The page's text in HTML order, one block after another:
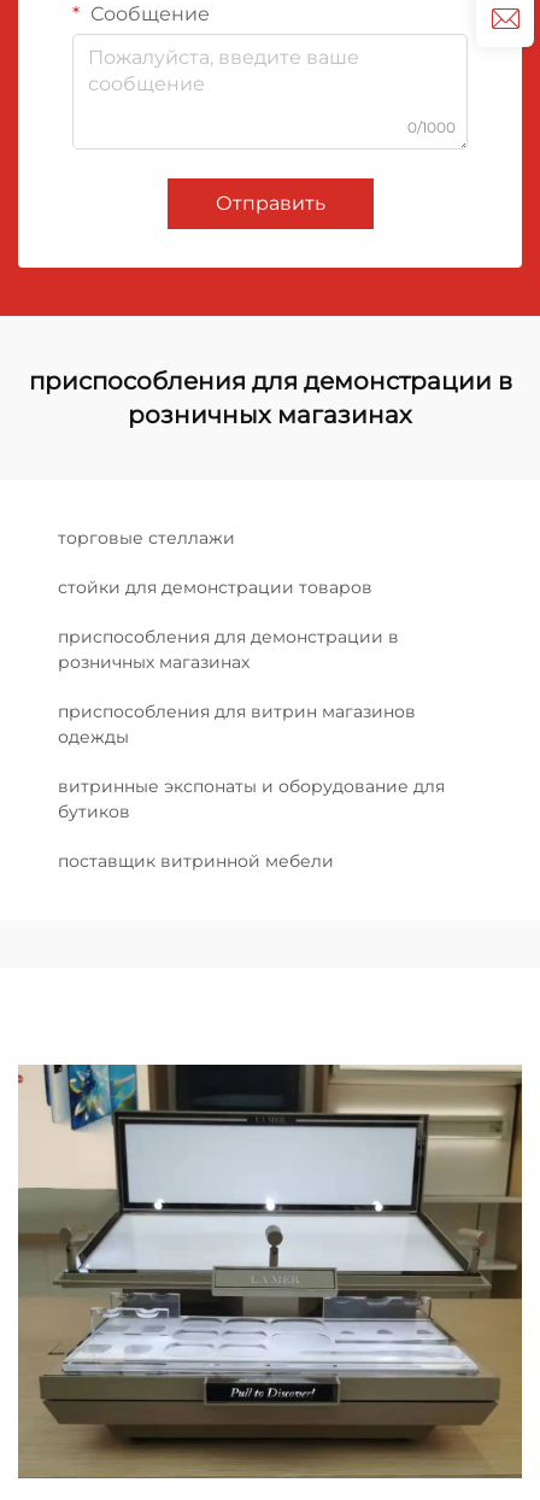
Сообщение
0/1000
Отправить
приспособления для демонстрации в
розничных магазинах
торговые стеллажи
стойки для демонстрации товаров
приспособления для демонстрации в
розничных магазинах
приспособления для витрин магазинов
одежды
витринные экспонаты и оборудование для
бутиков
поставщик витринной мебели